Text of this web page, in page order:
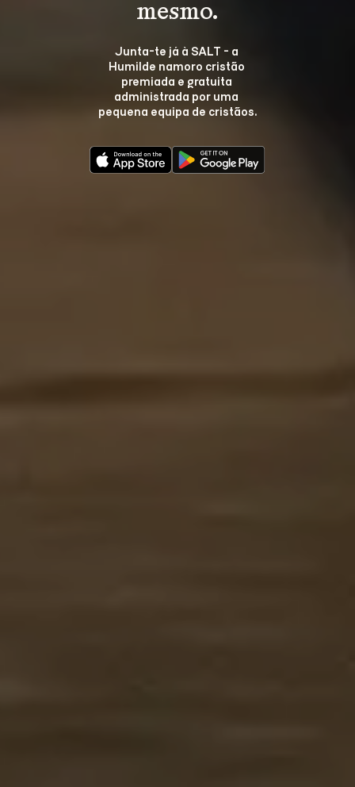
mesmo.
Junta-te já à SALT - a
Humilde namoro cristão
premiada e gratuita
administrada por uma
pequena equipa de cristãos.